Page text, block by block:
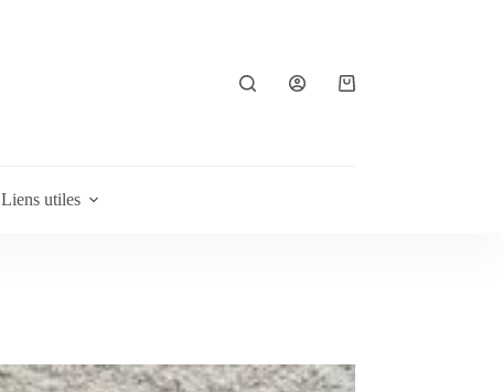
Panier
Liens utiles